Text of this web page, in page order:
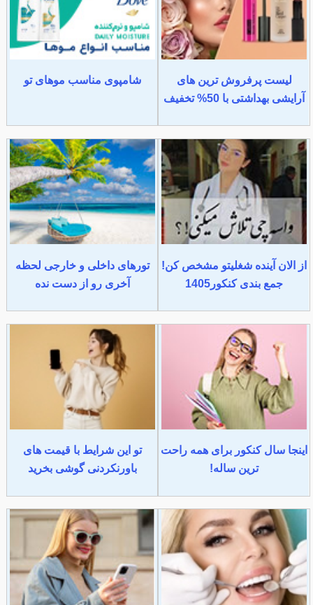
لیست پرفروش ترین های
آرایشی بهداشتی با 50% تخفیف
شامپوی مناسب موهای تو
از الان آینده شغلیتو مشخص کن!
جمع بندی کنکور1405
تورهای داخلی و خارجی لحظه
آخری رو از دست نده
اینجا سال کنکور برای همه راحت
ترین ساله!
تو این شرایط با قیمت های
باورنکردنی گوشی بخرید